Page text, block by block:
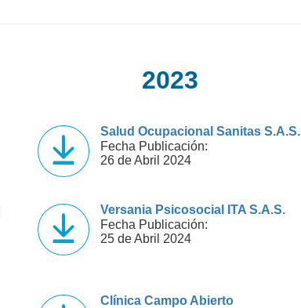
2023
Salud Ocupacional Sanitas S.A.S.
Fecha Publicación:
26 de Abril 2024
Versania Psicosocial ITA S.A.S.
Fecha Publicación:
25 de Abril 2024
Clínica Campo Abierto